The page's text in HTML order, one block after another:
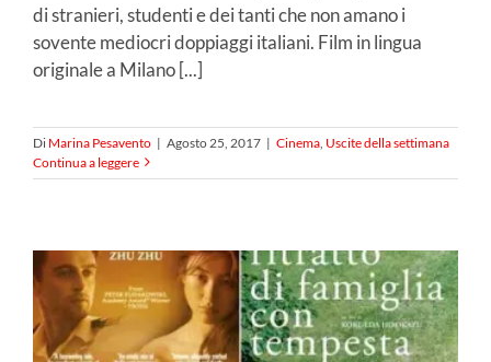
di stranieri, studenti e dei tanti che non amano i
sovente mediocri doppiaggi italiani. Film in lingua
originale a Milano [...]
Di Marina Pesavento | Agosto 25, 2017 | Cinema Uscite della settimana
Continua a leggere